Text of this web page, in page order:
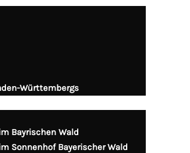
Württembergs
Bayrischen Wald
Sonnenhof Bayerischer Wald